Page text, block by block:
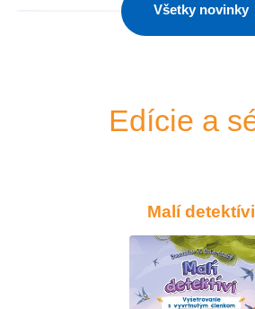
Všetky novinky
Edície a
Malí detektívi